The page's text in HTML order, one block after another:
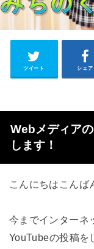
ツイート シェア
Webメディア
します！
こんにちはこんば
今までインターネ
YouTubeの投稿を